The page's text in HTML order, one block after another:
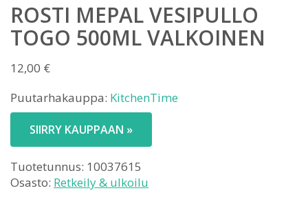
ROSTI MEPAL VESIPULLO
TOGO 500ML VALKOINEN
12,00 €
Puutarhakauppa: KitchenTime
SIIRRY KAUPPAAN »
Tuotetunnus: 10037615
Osasto: Retkeily & ulkoilu